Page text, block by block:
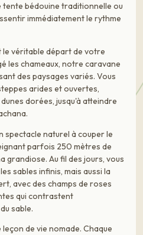
tente bédouine traditionnelle ou
immédiatement le rythme
le véritable départ de votre
les chameaux, notre caravane
des paysages variés. Vous
arides et ouvertes,
dorées, jusqu'à atteindre
spectacle naturel à couper le
parfois 250 mètres de
grandiose. Au fil des jours, vous
sables infinis, mais aussi la
avec des champs de roses
qui contrastent
sable.
de vie nomade. Chaque